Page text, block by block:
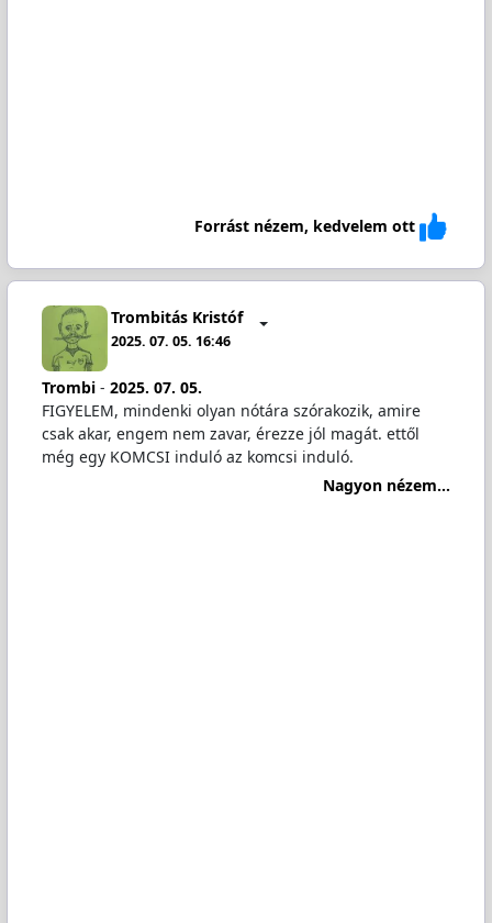
Forrást nézem, kedvelem ott
Trombitás Kristóf
2025. 07. 05. 16:46
Trombi- 2025. 07. 05.
FIGYELEM, mindenki olyan nótára szórakozik, amire
csak akar, engem nem zavar, érezze jól magát. ettől
még egy KOMCSI induló az komcsi induló.
Nagyon nézem...